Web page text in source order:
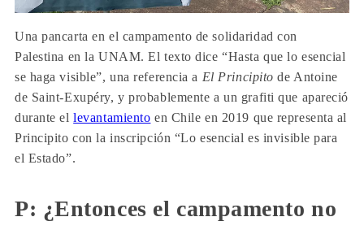
Una pancarta en el campamento de solidaridad con
Palestina en la UNAM. El texto dice “Hasta que lo esencial
se haga visible”, una referencia a El Principito de Antoine
de Saint-Exupéry, y probablemente a un grafiti que apareció
durante ellevantamiento en Chile en 2019 que representa al
Principito con la inscripción “Lo esencial es invisible para
el Estado”.
P: ¿Entonces el campamento no